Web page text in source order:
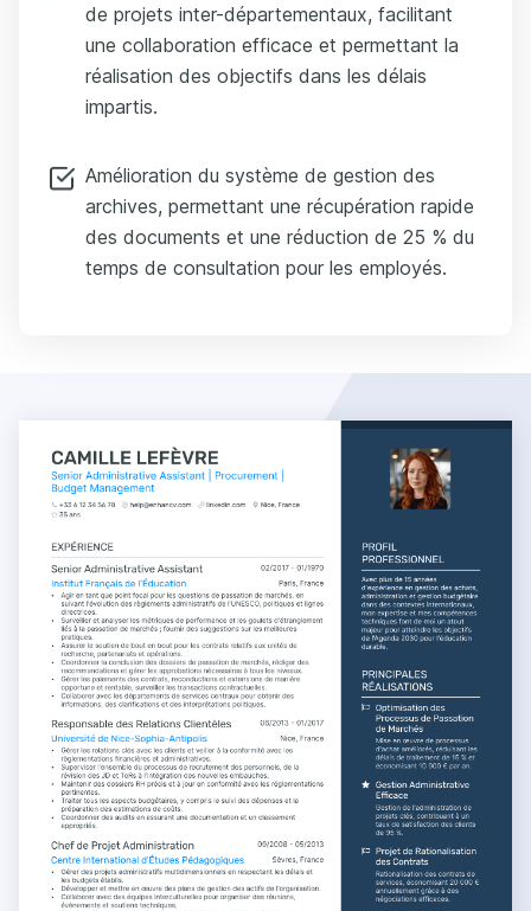
de projets inter-départementaux, facilitant
une collaboration efficace et permettant la
réalisation des objectifs dans les délais
impartis.
Amélioration du système de gestion des
archives, permettant une récupération rapide
des documents et une réduction de 25 % du
temps de consultation pour les employés.